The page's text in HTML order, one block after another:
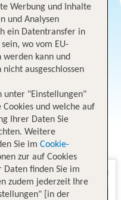
Werbung und Inhalte
und Analysen
ein Datentransfer in
wo vom EU-
werden kann und
ausgeschlossen
unter "Einstellungen"
und welche auf
Ihrer Daten Sie
Weitere
Sie im Cookie-
zur auf Cookies
Daten finden Sie im
zudem jederzeit Ihre
[in der